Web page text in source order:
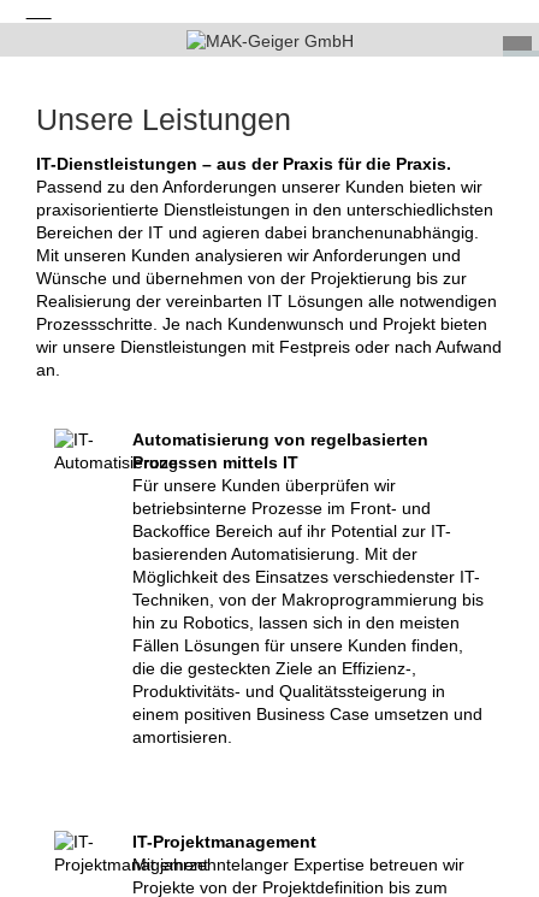
Unsere Leistungen
IT-Dienstleistungen – aus der Praxis für die Praxis.
Passend zu den Anforderungen unserer Kunden bieten wir
praxisorientierte Dienstleistungen in den unterschiedlichsten
Bereichen der IT und agieren dabei branchenunabhängig.
Mit unseren Kunden analysieren wir Anforderungen und
Wünsche und übernehmen von der Projektierung bis zur
Realisierung der vereinbarten IT Lösungen alle notwendigen
Prozessschritte. Je nach Kundenwunsch und Projekt bieten
wir unsere Dienstleistungen mit Festpreis oder nach Aufwand
an.
Automatisierung von regelbasierten
Prozessen mittels IT
Für unsere Kunden überprüfen wir
betriebsinterne Prozesse im Front- und
Backoffice Bereich auf ihr Potential zur IT-
basierenden Automatisierung. Mit der
Möglichkeit des Einsatzes verschiedenster IT-
Techniken, von der Makroprogrammierung bis
hin zu Robotics, lassen sich in den meisten
Fällen Lösungen für unsere Kunden finden,
die die gesteckten Ziele an Effizienz-,
Produktivitäts- und Qualitätssteigerung in
einem positiven Business Case umsetzen und
amortisieren.
IT-Projektmanagement
Mit jahrzehntelanger Expertise betreuen wir
Projekte von der Projektdefinition bis zum